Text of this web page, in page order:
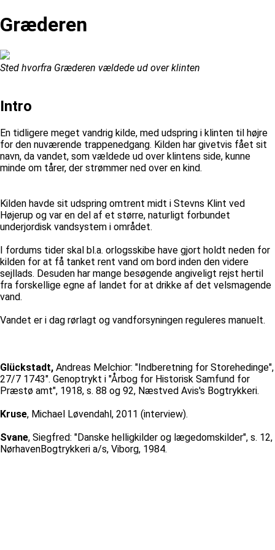
Græderen
Sted hvorfra Græderen vældede ud over klinten
Intro
En tidligere meget vandrig kilde, med udspring i klinten til højre
for den nuværende trappenedgang. Kilden har givetvis fået sit
navn, da vandet, som vældede ud over klintens side, kunne
minde om tårer, der strømmer ned over en kind.
Kilden havde sit udspring omtrent midt i Stevns Klint ved
Højerup og var en del af et større, naturligt forbundet
underjordisk vandsystem i området.
I fordums tider skal bl.a. orlogsskibe have gjort holdt neden for
kilden for at få tanket rent vand om bord inden den videre
sejllads. Desuden har mange besøgende angiveligt rejst hertil
fra forskellige egne af landet for at drikke af det velsmagende
vand.
Vandet er i dag rørlagt og vandforsyningen reguleres manuelt.
Glückstadt, Andreas Melchior: "Indberetning for Storehedinge",
27/7 1743". Genoptrykt i "Årbog for Historisk Samfund for
Præstø amt", 1918, s. 88 og 92, Næstved Avis's Bogtrykkeri.
Kruse, Michael Løvendahl, 2011 (interview).
Svane, Siegfred: "Danske helligkilder og lægedomskilder", s. 12,
NørhavenBogtrykkeri a/s, Viborg, 1984.